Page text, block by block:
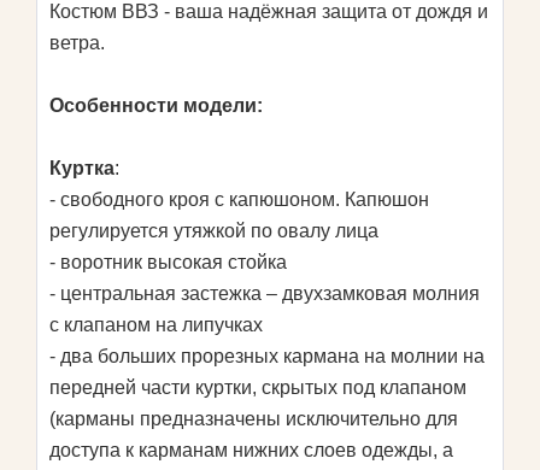
Костюм ВВЗ - ваша надёжная защита от дождя и
ветра.
Особенности модели:
Куртка:
- свободного кроя с капюшоном. Капюшон
регулируется утяжкой по овалу лица
- воротник высокая стойка
- центральная застежка – двухзамковая молния
с клапаном на липучках
- два больших прорезных кармана на молнии на
передней части куртки, скрытых под клапаном
(карманы предназначены исключительно для
доступа к карманам нижних слоев одежды, а